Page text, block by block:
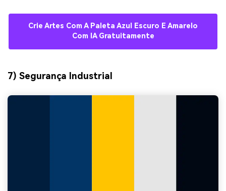
Crie Artes Com A Paleta Azul Escuro E Amarelo
Com IA Gratuitamente
7) Segurança Industrial